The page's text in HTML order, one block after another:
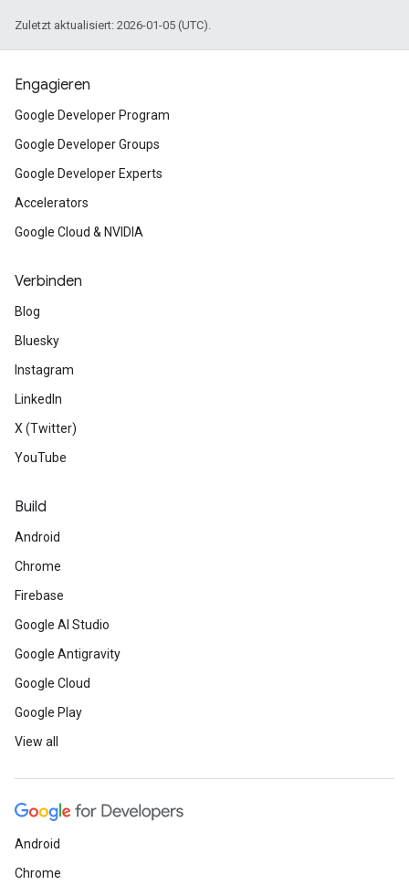
Zuletzt aktualisiert: 2026-01-05 (UTC).
Engagieren
Google Developer Program
Google Developer Groups
Google Developer Experts
Accelerators
Google Cloud & NVIDIA
Verbinden
Blog
Bluesky
Instagram
LinkedIn
X (Twitter)
YouTube
Build
Android
Chrome
Firebase
Google AI Studio
Google Antigravity
Google Cloud
Google Play
View all
Android
Chrome